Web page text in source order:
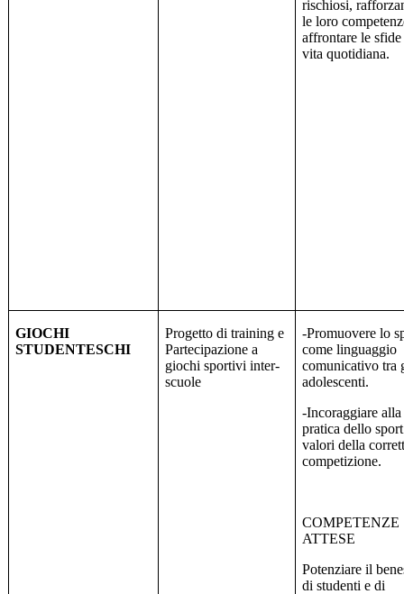
rischiosi,
le loro
affrontare le
vita quotidiana.
GIOCHI
STUDENTESCHI
Progetto di training e
Partecipazione a
giochi sportivi inter-
scuole
-Promuovere lo
come linguaggio
comunicativo tra
adolescenti.
-Incoraggiare alla
pratica dello
valori della
competizione.
COMPETENZE
ATTESE
Potenziare il
di studenti e di